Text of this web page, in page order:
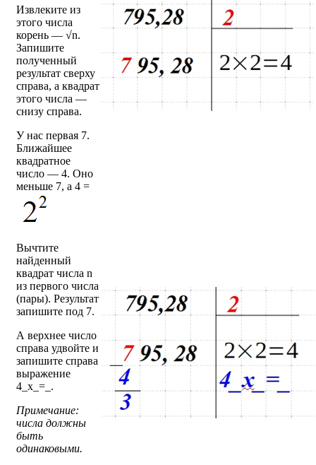
Извлеките из
этого числа
корень — √n.
Запишите
полученный
результат сверху
справа, а квадрат
этого числа —
снизу справа.
У нас первая 7.
Ближайшее
квадратное
число — 4. Оно
меньше 7, а 4 =
Вычтите
найденный
квадрат числа n
из первого числа
(пары). Результат
запишите под 7.
А верхнее число
справа удвойте и
запишите справа
выражение
4_х_=_.
Примечание:
числа должны
быть
одинаковыми.